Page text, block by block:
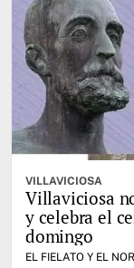
VILLAVICIOSA
Villaviciosa
y celebra el
domingo
EL FIELATO Y EL